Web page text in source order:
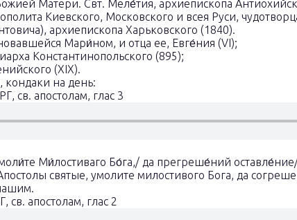
Матери. Свт. Меле́тия, архиепископа
Киевского, Московского и всея Руси,
архиепископа Харьковского (1840).
Мари́ном, и отца ее, Евге́ния (VI);
Константинопольского (895);
(XIX).
на день:
св. апостолам, глас 3
Ми́лостиваго Бо́га,/ да прегреше́ний
святые, умолите милостивого Бога, да
апостолам, глас 2